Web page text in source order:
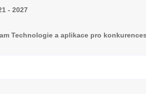
- 2027
Technologie a aplikace pro